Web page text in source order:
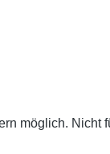
möglich. Nicht